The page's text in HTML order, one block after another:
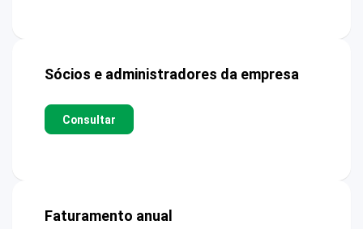
Sócios e administradores da empresa
Consultar
Faturamento anual